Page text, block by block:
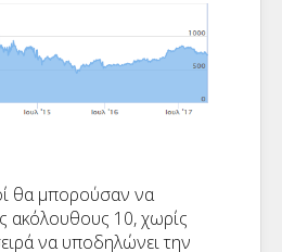
θα μπορούσαν να
ακόλουθους 10, χωρίς
να υποδηλώνει την